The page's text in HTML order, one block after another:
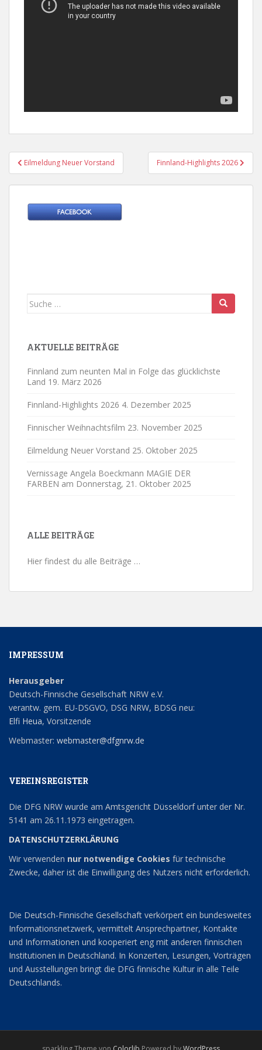
Beitragsnavigation
Eilmeldung Neuer Vorstand Finnland-Highlights 2026
Suche
AKTUELLE BEITRÄGE
Finnland zum neunten Mal in Folge das glücklichste
Land 19. März 2026
Finnland-Highlights 2026 4. Dezember 2025
Finnischer Weihnachtsfilm 23. November 2025
Eilmeldung Neuer Vorstand 25. Oktober 2025
Vernissage Angela Boeckmann MAGIE DER
FARBEN am Donnerstag, 21. Oktober 2025
ALLE BEITRÄGE
Hier findest du alle Beiträge …
IMPRESSUM
Herausgeber
Deutsch-Finnische Gesellschaft NRW e.V.
verantw. gem. EU-DSGVO, DSG NRW, BDSG neu:
Elfi Heua, Vorsitzende
Webmaster: webmaster@dfgnrw.de
VEREINSREGISTER
Die DFG NRW wurde am Amtsgericht Düsseldorf unter der Nr.
5141 am 26.11.1973 eingetragen.
DATENSCHUTZERKLÄRUNG
Wir verwenden nur notwendige Cookies für technische
Zwecke, daher ist die Einwilligung des Nutzers nicht erforderlich.
Die Deutsch-Finnische Gesellschaft verkörpert ein bundesweites
Informationsnetzwerk, vermittelt Ansprechpartner, Kontakte
und Informationen und kooperiert eng mit anderen finnischen
Institutionen in Deutschland. In Konzerten, Lesungen, Vorträgen
und Ausstellungen bringt die DFG finnische Kultur in alle Teile
Deutschlands.